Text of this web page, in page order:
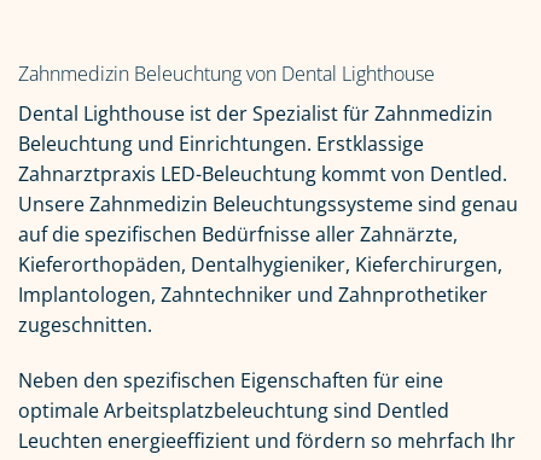
Zahnmedizin Beleuchtung von Dental Lighthouse
Dental Lighthouse ist der Spezialist für Zahnmedizin
Beleuchtung und Einrichtungen. Erstklassige
Zahnarztpraxis LED-Beleuchtung kommt von Dentled.
Unsere Zahnmedizin Beleuchtungssysteme sind genau
auf die spezifischen Bedürfnisse aller Zahnärzte,
Kieferorthopäden, Dentalhygieniker, Kieferchirurgen,
Implantologen, Zahntechniker und Zahnprothetiker
zugeschnitten.
Neben den spezifischen Eigenschaften für eine
optimale Arbeitsplatzbeleuchtung sind Dentled
Leuchten energieeffizient und fördern so mehrfach Ihr